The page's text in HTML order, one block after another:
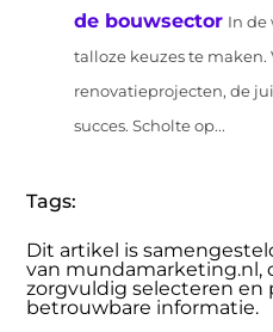
de bouwsector In de
talloze keuzes te
renovatieprojecten, de
succes. Scholte op...
Tags:
Dit artikel is
van mundamarketing.nl,
zorgvuldig selecteren en
betrouwbare informatie.